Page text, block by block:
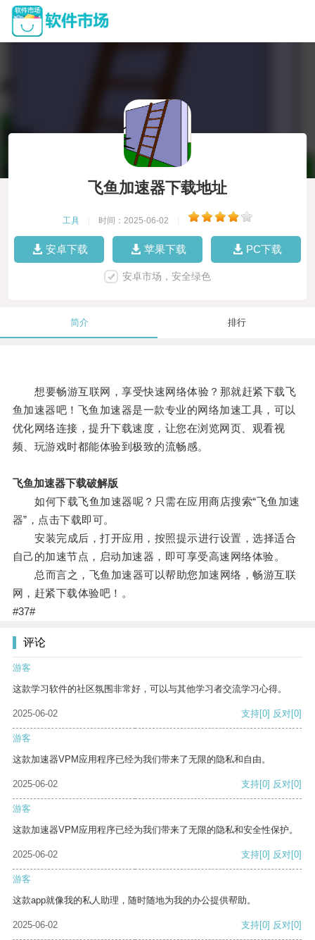
飞鱼加速器下载地址
工具 时间：2025-06-02
安卓下载 苹果下载 PC下载
安卓市场，安全绿色
简介 排行
想要畅游互联网，享受快速网络体验？那就赶紧下载飞
鱼加速器吧！飞鱼加速器是一款专业的网络加速工具，可以
优化网络连接，提升下载速度，让您在浏览网页、观看视
频、玩游戏时都能体验到极致的流畅感。
飞鱼加速器下载破解版
如何下载飞鱼加速器呢？只需在应用商店搜索“飞鱼加速
器”，点击下载即可。
安装完成后，打开应用，按照提示进行设置，选择适合
自己的加速节点，启动加速器，即可享受高速网络体验。
总而言之，飞鱼加速器可以帮助您加速网络，畅游互联
网，赶紧下载体验吧！。
#37#
评论
游客
这款学习软件的社区氛围非常好，可以与其他学习者交流学习心得。
2025-06-02 支持[0] 反对[0]
游客
这款加速器VPM应用程序已经为我们带来了无限的隐私和自由。
2025-06-02 支持[0] 反对[0]
游客
这款加速器VPM应用程序已经为我们带来了无限的隐私和安全性保护。
2025-06-02 支持[0] 反对[0]
游客
这款app就像我的私人助理，随时随地为我的办公提供帮助。
2025-06-02 支持[0] 反对[0]